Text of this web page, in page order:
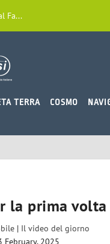
Fa...
TERRA COSMO
la prima
| Il video del giorno
February, 2025